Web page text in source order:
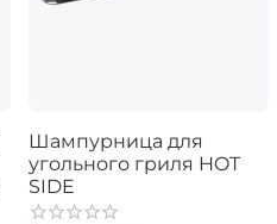
Шампурница для
угольного гриля HOT
SIDE